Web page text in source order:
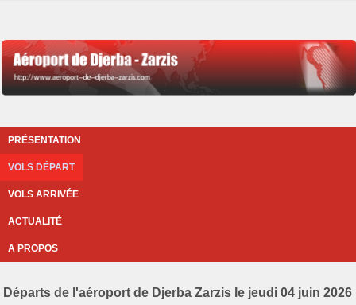
PRÉSENTATION
VOLS DÉPART
VOLS ARRIVÉE
ACTUALITÉ
A PROPOS
Départs de l'aéroport de Djerba Zarzis le jeudi 04 juin 2026